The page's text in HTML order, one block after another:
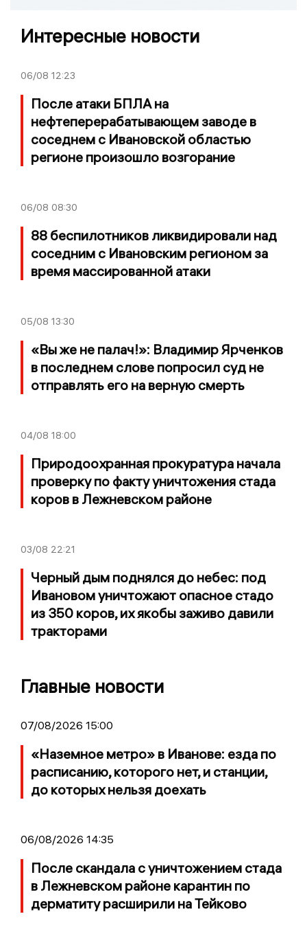
Интересные новости
06/08 12:23
После атаки БПЛА на
нефтеперерабатывающем заводе в
соседнем с Ивановской областью
регионе произошло возгорание
06/08 08:30
88 беспилотников ликвидировали над
соседним с Ивановским регионом за
время массированной атаки
05/08 13:30
«Вы же не палач!»: Владимир Ярченков
в последнем слове попросил суд не
отправлять его на верную смерть
04/08 18:00
Природоохранная прокуратура начала
проверку по факту уничтожения стада
коров в Лежневском районе
03/08 22:21
Черный дым поднялся до небес: под
Ивановом уничтожают опасное стадо
из 350 коров, их якобы заживо давили
тракторами
Главные новости
07/08/2026 15:00
«Наземное метро» в Иванове: езда по
расписанию, которого нет, и станции,
до которых нельзя доехать
06/08/2026 14:35
После скандала с уничтожением стада
в Лежневском районе карантин по
дерматиту расширили на Тейково